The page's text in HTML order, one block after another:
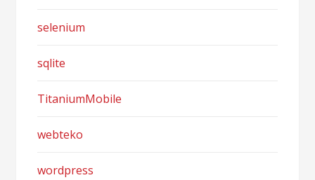
selenium
sqlite
TitaniumMobile
webteko
wordpress